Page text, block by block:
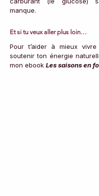
manque.
Et si tu veux aller plus loin…
Pour t’aider à mieux
soutenir ton énergie
mon ebook Les saisons en